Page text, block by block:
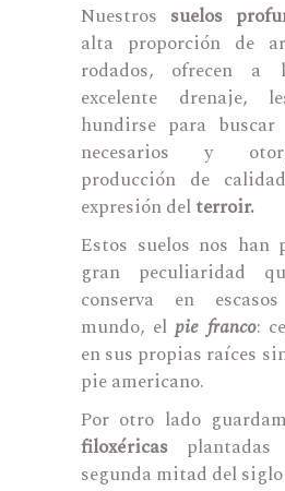
Nuestros suelos
alta proporción de
rodados, ofrecen
excelente drenaje,
hundirse para buscar
necesarios y
producción de
expresión delterroir.
Estos suelos nos han
gran peculiaridad
conserva en
mundo, elpie franco:
en sus propias raíces
pie americano.
Por otro lado
filoxéricas
segunda mitad del